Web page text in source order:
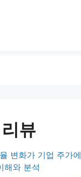
뷰
변화가 기업 주가
해와 분석